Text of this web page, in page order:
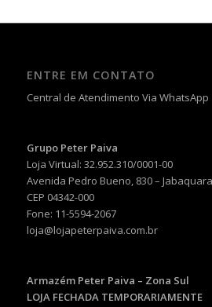
ENTRE EM CONTATO
Central de Atendimento Via WhatsApp
Grupo Peter Paiva
Loja Virtual: 32.952.310/0001-00
Avenida Pedro Bueno, 830 –
CEP 04342-000
Fone: 11-5594-2067
loja@lojapeterpaiva.com.br
Armazém Peter Paiva – Zona Sul
LOJA FECHADA TEMPORARIAMENTE